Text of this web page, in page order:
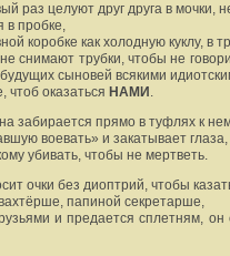
раз целуют друг друга в мочки,
в пробке,
коробке как холодную куклу, в
снимают трубки, чтобы не
сыновей всякими
чтоб оказаться НАМИ .
забирается прямо в туфлях к
воевать» и закатывает
убивать, чтобы не мертветь.
очки без диоптрий, чтобы
папиной секретарше,
и предается сплетням, он